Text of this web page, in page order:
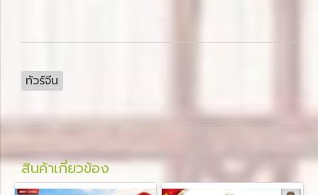
ทัวร์จีน
สินค้าเกี่ยวข้อง